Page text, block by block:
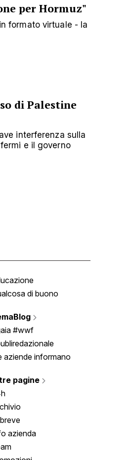
per Hormuz"
formato virtuale - la
di Palestine
interferenza sulla
e il governo
di buono
#wwf
aziende informano
pagine
azienda